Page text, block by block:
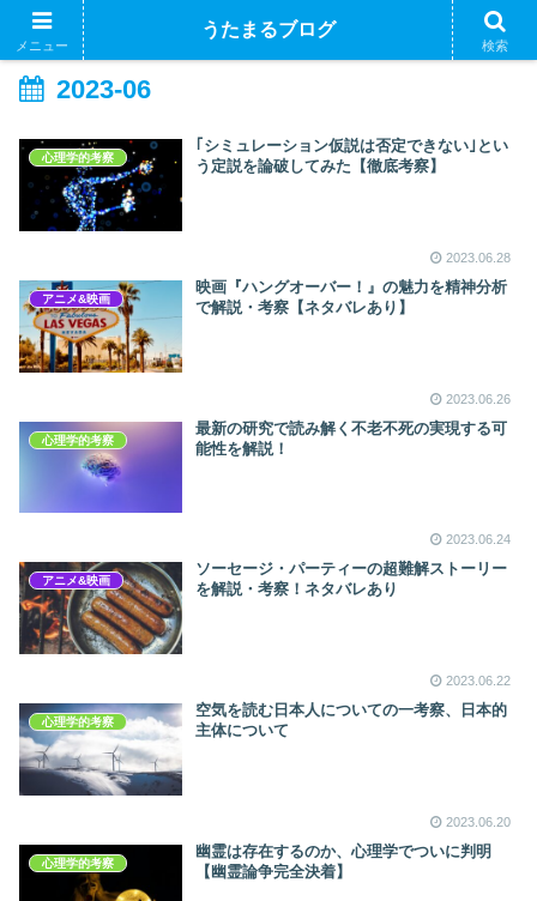
2023-06
心理学的考察
｢シミュレーション仮説は否定できない｣とい
う定説を論破してみた【徹底考察】
2023.06.28
アニメ&映画
映画『ハングオーバー！』の魅力を精神分析
で解説・考察【ネタバレあり】
2023.06.26
心理学的考察
最新の研究で読み解く不老不死の実現する可
能性を解説！
2023.06.24
アニメ&映画
ソーセージ・パーティーの超難解ストーリー
を解説・考察！ネタバレあり
2023.06.22
心理学的考察
空気を読む日本人についての一考察、日本的
主体について
2023.06.20
心理学的考察
幽霊は存在するのか、心理学でついに判明
【幽霊論争完全決着】
メニュー
うたまるブログ
検索